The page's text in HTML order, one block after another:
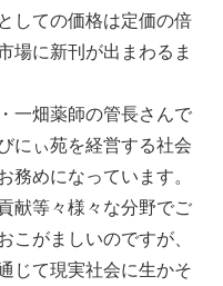
しての価格は定価の倍
場に新刊が出まわるま
一畑薬師の管長さんで
にぃ苑を経営する社会
務めになっています。
献等々様々な分野でご
こがましいのですが、
じて現実社会に生かそ